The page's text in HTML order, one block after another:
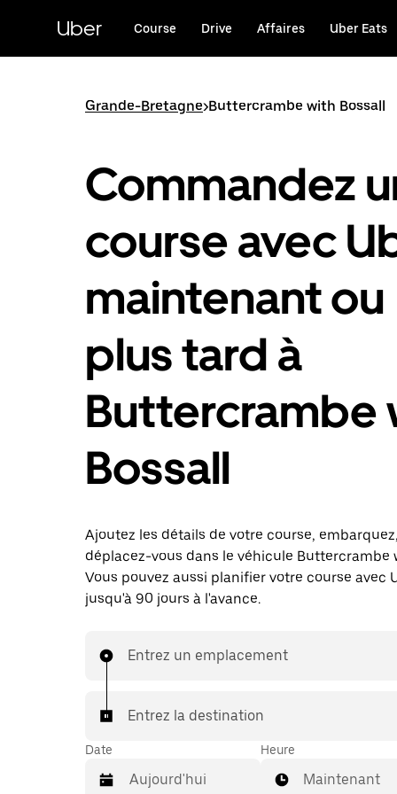
principal
Uber Course Drive Affaires Uber Eats
Grande-Bretagne>Buttercrambe with Bossall
Commandez
course avec
maintenant ou
plus tard à
Buttercrambe
Bossall
Ajoutez les détails de votre course,
déplacez-vous dans le véhicule Buttercrambe
Vous pouvez aussi planifier votre course avec
jusqu'à 90 jours à l'avance.
Entrez un emplacement
Entrez la destination
Date Heure
Maintenant